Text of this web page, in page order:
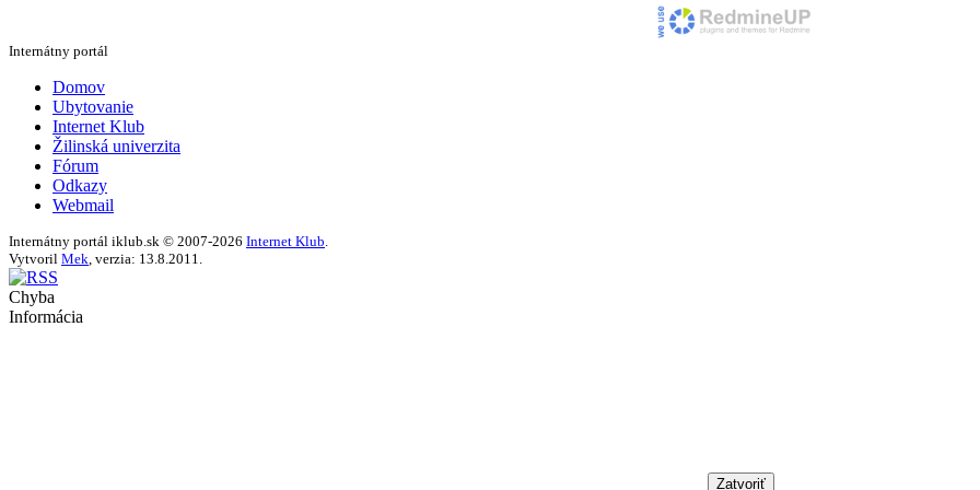
Internátny portál
Domov
Ubytovanie
Internet Klub
Žilinská univerzita
Fórum
Odkazy
Webmail
Internátny portál iklub.sk © 2007-2026 Internet Klub
Vytvoril Mek , verzia: 13.8.2011.
Chyba
Informácia